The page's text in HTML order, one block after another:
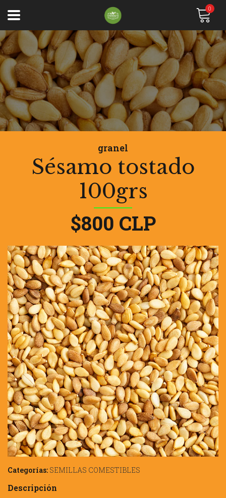
0
granel
Sésamo tostado
100grs
$800 CLP
Categorías: SEMILLAS COMESTIBLES
Descripción